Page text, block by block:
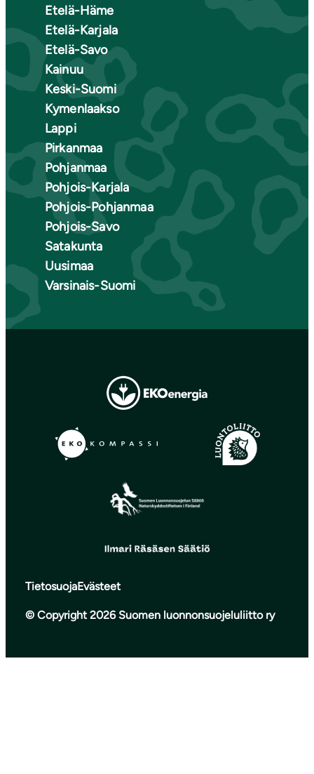
Etelä-Häme
Etelä-Karjala
Etelä-Savo
Kainuu
Keski-Suomi
Kymenlaakso
Lappi
Pirkanmaa
Pohjanmaa
Pohjois-Karjala
Pohjois-Pohjanmaa
Pohjois-Savo
Satakunta
Uusimaa
Varsinais-Suomi
TietosuojaEvästeet
© Copyright 2026 Suomen luonnonsuojeluliitto ry